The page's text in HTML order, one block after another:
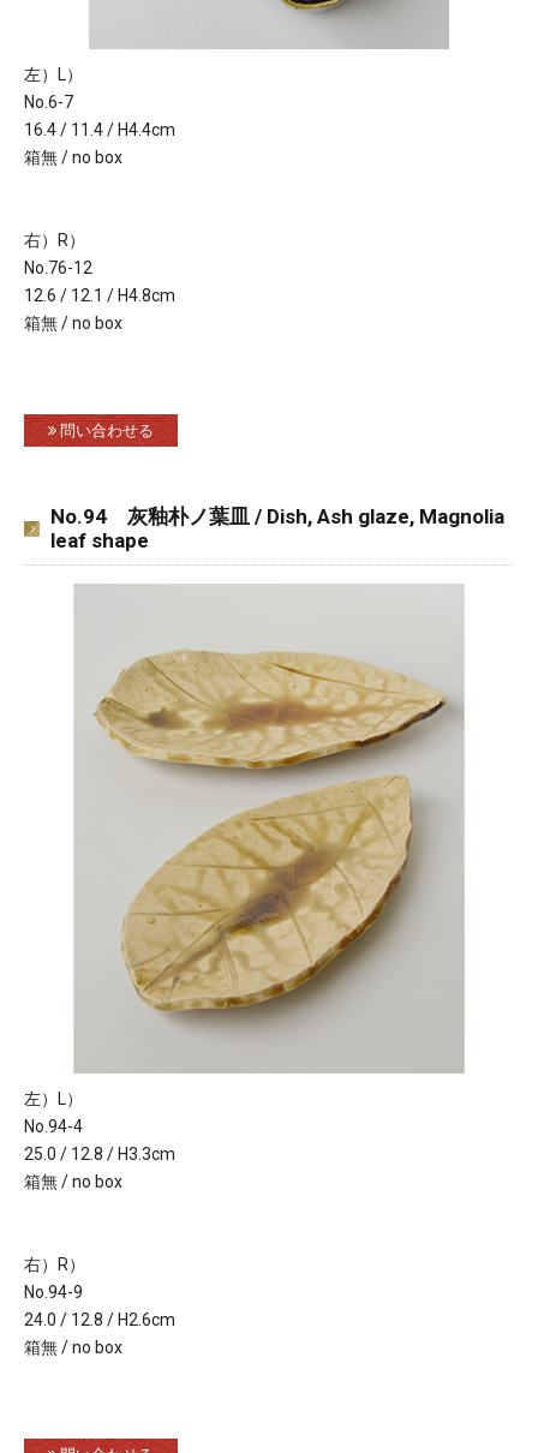
左）L）
No.6-7
16.4 / 11.4 / H4.4cm
箱無 / no box
右）R）
No.76-12
12.6 / 12.1 / H4.8cm
箱無 / no box
問い合わせる
No.94 灰釉朴ノ葉皿 / Dish, Ash glaze, Magnolia
leaf shape
左）L）
No.94-4
25.0 / 12.8 / H3.3cm
箱無 / no box
右）R）
No.94-9
24.0 / 12.8 / H2.6cm
箱無 / no box